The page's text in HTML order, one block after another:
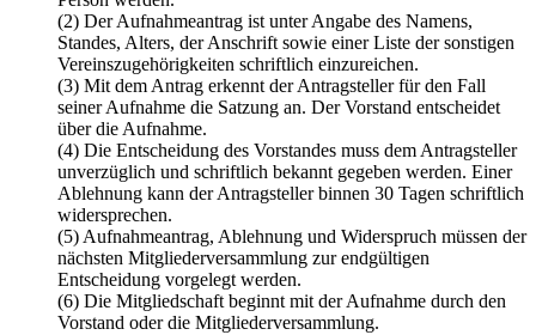
(2) Der Aufnahmeantrag ist unter Angabe des Namens,
Standes, Alters, der Anschrift sowie einer Liste der sonstigen
Vereinszugehörigkeiten schriftlich einzureichen.
(3) Mit dem Antrag erkennt der Antragsteller für den Fall
seiner Aufnahme die Satzung an. Der Vorstand entscheidet
über die Aufnahme.
(4) Die Entscheidung des Vorstandes muss dem Antragsteller
unverzüglich und schriftlich bekannt gegeben werden. Einer
Ablehnung kann der Antragsteller binnen 30 Tagen schriftlich
widersprechen.
(5) Aufnahmeantrag, Ablehnung und Widerspruch müssen der
nächsten Mitgliederversammlung zur endgültigen
Entscheidung vorgelegt werden.
(6) Die Mitgliedschaft beginnt mit der Aufnahme durch den
Vorstand oder die Mitgliederversammlung.